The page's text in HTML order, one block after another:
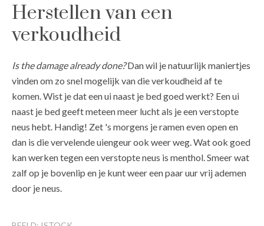
Herstellen van een
verkoudheid
Is the damage already done?Dan wil je natuurlijk maniertjes
vinden om zo snel mogelijk van die verkoudheid af te
komen. Wist je dat een ui naast je bed goed werkt? Een ui
naast je bed geeft meteen meer lucht als je een verstopte
neus hebt. Handig! Zet 's morgens je ramen even open en
dan is die vervelende uiengeur ook weer weg. Wat ook goed
kan werken tegen een verstopte neus is menthol. Smeer wat
zalf op je bovenlip en je kunt weer een paar uur vrij ademen
door je neus.